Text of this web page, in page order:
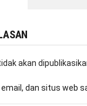
akan
dan situs web